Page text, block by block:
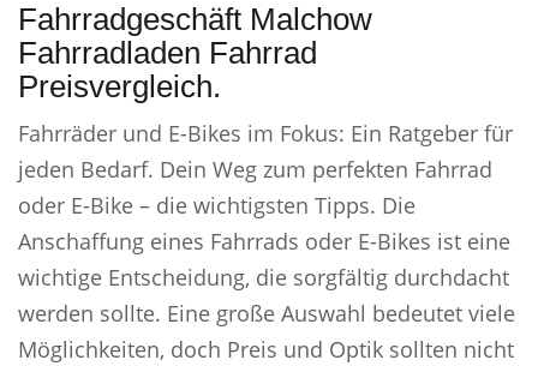
Fahrradgeschäft Malchow
Fahrradladen Fahrrad
Preisvergleich.
Fahrräder und E-Bikes im Fokus: Ein Ratgeber für
jeden Bedarf. Dein Weg zum perfekten Fahrrad
oder E-Bike – die wichtigsten Tipps. Die
Anschaffung eines Fahrrads oder E-Bikes ist eine
wichtige Entscheidung, die sorgfältig durchdacht
werden sollte. Eine große Auswahl bedeutet viele
Möglichkeiten, doch Preis und Optik sollten nicht